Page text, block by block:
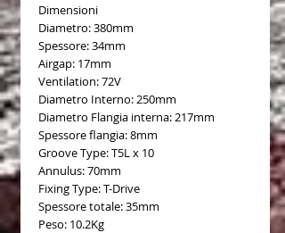
Dimensioni
Diametro: 380mm
Spessore: 34mm
Airgap: 17mm
Ventilation: 72V
Diametro Interno: 250mm
Diametro Flangia interna: 217mm
Spessore flangia: 8mm
Groove Type: T5L x 10
Annulus: 70mm
Fixing Type: T-Drive
Spessore totale: 35mm
Peso: 10.2Kg